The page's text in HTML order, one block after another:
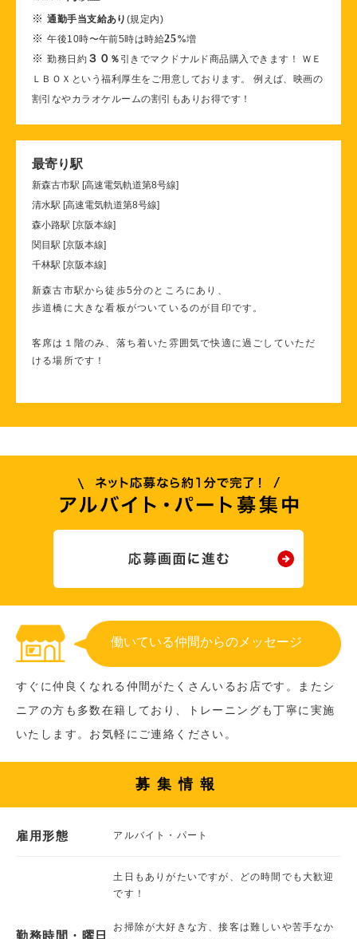
※通勤手当支給あり (規定内)
※午後10時〜午前5時は時給25%増
※勤務日約 ３０ ％ 引きでマクドナルド商品購入できます！ ＷＥ
ＬＢＯＸという福利厚生をご用意しております。 例えば、映画の
割引なやカラオケルームの割引もありお得です！
最寄り駅
新森古市駅 [高速電気軌道第8号線]
清水駅 [高速電気軌道第8号線]
森小路駅 [京阪本線]
関目駅 [京阪本線]
千林駅 [京阪本線]
新森古市駅から徒歩5分のところにあり、
歩道橋に大きな看板がついているのが目印です。
客席は１階のみ、落ち着いた雰囲気で快適に過ごしていただ
ける場所です！
働いている仲間からのメッセージ
すぐに仲良くなれる仲間がたくさんいるお店です。またシ
ニアの方も多数在籍しており、トレーニングも丁寧に実施
いたします。お気軽にご連絡ください。
募集情報
雇用形態 アルバイト・パート
勤務時間・曜日
土日もありがたいですが、どの時間でも大歓迎
です！
お掃除が大好きな方、接客は難しいや苦手なか